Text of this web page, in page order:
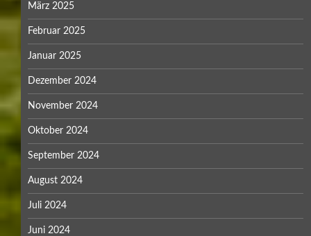
März 2025
Februar 2025
Januar 2025
Dezember 2024
November 2024
Oktober 2024
September 2024
August 2024
Juli 2024
Juni 2024